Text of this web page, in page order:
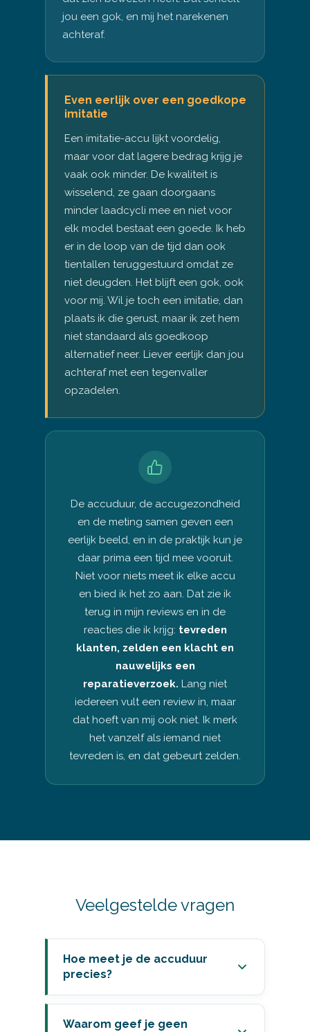
jou een gok, en mij het narekenen
achteraf.
Even eerlijk over een goedkope
imitatie
Een imitatie-accu lijkt voordelig,
maar voor dat lagere bedrag krijg je
vaak ook minder. De kwaliteit is
wisselend, ze gaan doorgaans
minder laadcycli mee en niet voor
elk model bestaat een goede. Ik heb
er in de loop van de tijd dan ook
tientallen teruggestuurd omdat ze
niet deugden. Het blijft een gok, ook
voor mij. Wil je toch een imitatie, dan
plaats ik die gerust, maar ik zet hem
niet standaard als goedkoop
alternatief neer. Liever eerlijk dan jou
achteraf met een tegenvaller
opzadelen.
De accuduur, de accugezondheid
en de meting samen geven een
eerlijk beeld, en in de praktijk kun je
daar prima een tijd mee vooruit.
Niet voor niets meet ik elke accu
en bied ik het zo aan. Dat zie ik
terug in mijn reviews en in de
reacties die ik krijg: tevreden
klanten, zelden een klacht en
nauwelijks een
reparatieverzoek. Lang niet
iedereen vult een review in, maar
dat hoeft van mij ook niet. Ik merk
het vanzelf als iemand niet
tevreden is, en dat gebeurt zelden.
Veelgestelde vragen
Hoe meet je de accuduur
precies?
Waarom geef je geen